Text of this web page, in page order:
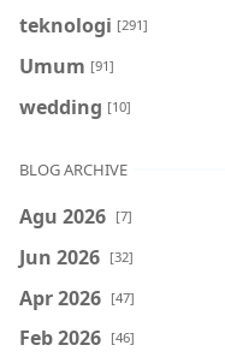
teknologi [291]
Umum [91]
wedding [10]
BLOG ARCHIVE
Agu 2026 [7]
Jun 2026 [32]
Apr 2026 [47]
Feb 2026 [46]